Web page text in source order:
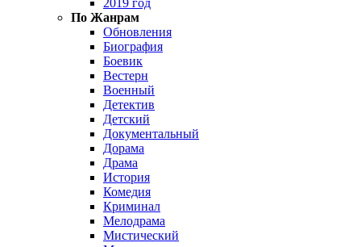
2019 год
По Жанрам
Обновления
Биография
Боевик
Вестерн
Военный
Детектив
Детский
Документальный
Дорама
Драма
История
Комедия
Криминал
Мелодрама
Мистический